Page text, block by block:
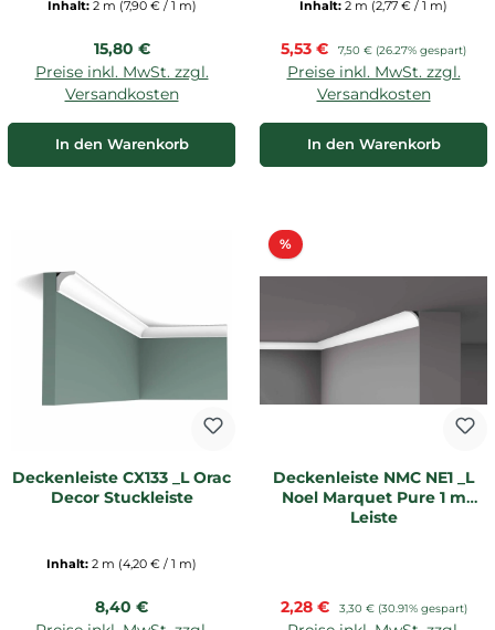
Inhalt: 2 m (7,90 € / 1 m)
Regulärer Preis:
15,80 €
Preise inkl. MwSt. zzgl.
Versandkosten
In den Warenkorb
Inhalt: 2 m (2,77 € / 1 m)
Verkaufspreis:
5,53 € Regulärer Preis:
7,50 € (26.27% gespart)
Preise inkl. MwSt. zzgl.
Versandkosten
In den Warenkorb
Deckenleiste CX133 _L Orac
Decor Stuckleiste
Inhalt: 2 m (4,20 € / 1 m)
Regulärer Preis:
8,40 €
%Rabatt
Deckenleiste NMC NE1 _L
Noel Marquet Pure 1 m
Leiste
Verkaufspreis:
2,28 € Regulärer Preis:
3,30 € (30.91% gespart)